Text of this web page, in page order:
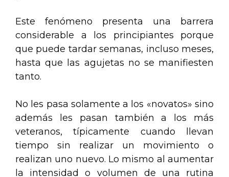
Este fenómeno presenta una barrera
considerable a los principiantes porque
que puede tardar semanas, incluso meses,
hasta que las agujetas no se manifiesten
tanto.
No les pasa solamente a los «novatos» sino
además les pasan también a los más
veteranos, típicamente cuando llevan
tiempo sin realizar un movimiento o
realizan uno nuevo. Lo mismo al aumentar
la intensidad o volumen de una rutina